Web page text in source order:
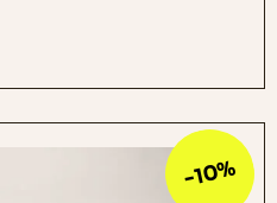
-10%